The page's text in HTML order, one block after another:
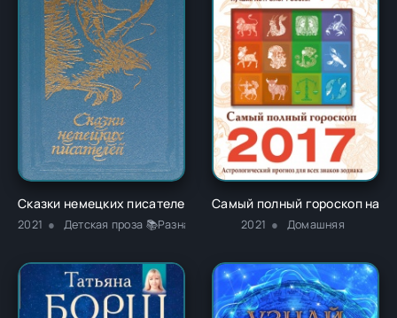
Сказки немецких писателей - Новалис
2021 Детская проза 📚Разная литература
Самый полный гороскоп на
2021 Домашняя